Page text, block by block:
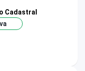
Cadastral